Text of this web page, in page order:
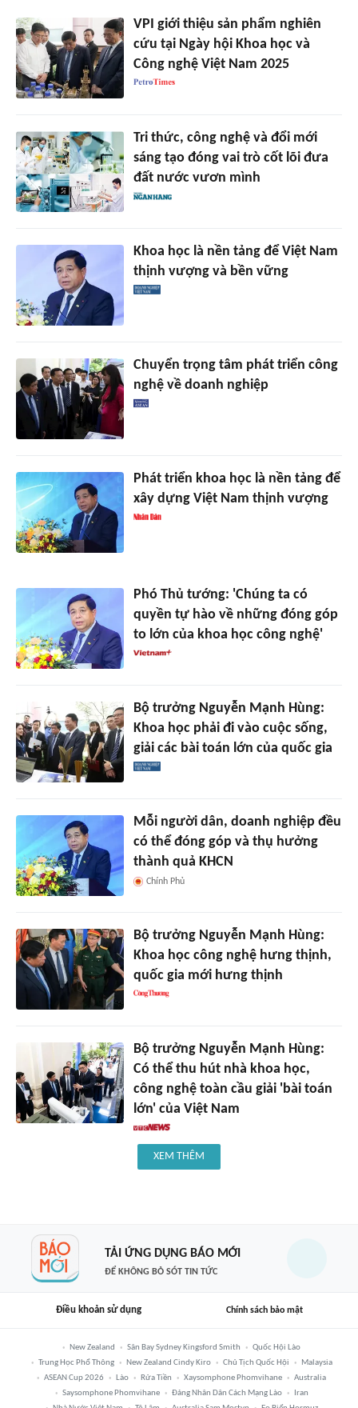
VPI giới thiệu sản phẩm nghiên
cứu tại Ngày hội Khoa học và
Công nghệ Việt Nam 2025
Tri thức, công nghệ và đổi mới
sáng tạo đóng vai trò cốt lõi đưa
đất nước vươn mình
Khoa học là nền tảng để Việt Nam
thịnh vượng và bền vững
Chuyển trọng tâm phát triển công
nghệ về doanh nghiệp
Phát triển khoa học là nền tảng để
xây dựng Việt Nam thịnh vượng
Phó Thủ tướng: 'Chúng ta có
quyền tự hào về những đóng góp
to lớn của khoa học công nghệ'
Bộ trưởng Nguyễn Mạnh Hùng:
Khoa học phải đi vào cuộc sống,
giải các bài toán lớn của quốc gia
Mỗi người dân, doanh nghiệp đều
có thể đóng góp và thụ hưởng
thành quả KHCN
Chính Phủ
Bộ trưởng Nguyễn Mạnh Hùng:
Khoa học công nghệ hưng thịnh,
quốc gia mới hưng thịnh
Bộ trưởng Nguyễn Mạnh Hùng:
Có thể thu hút nhà khoa học,
công nghệ toàn cầu giải 'bài toán
lớn' của Việt Nam
XEM THÊM
TẢI ỨNG DỤNG BÁO MỚI
ĐỂ KHÔNG BỎ SÓT TIN TỨC
Điều khoản sử dụng Chính sách bảo mật
New Zealand Sân Bay Sydney Kingsford Smith
Quốc Hội Lào
Trung Học Phổ Thông
New Zealand Cindy Kiro Chủ Tịch Quốc Hội
Malaysia
ASEAN Cup 2026
Lào Rửa Tiền Xaysomphone Phomvihane
Australia
Saysomphone Phomvihane
Đảng Nhân Dân Cách Mạng Lào
Iran